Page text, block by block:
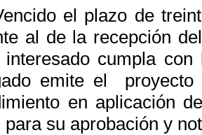
el plazo de
al de la recepción
cumpla con
emite el
en aplicación
para su aprobación y